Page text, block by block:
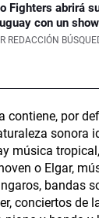
Fighters abrirá
con un
REDACCIÓN
contiene, por
sonora
música
o Elgar,
bandas
conciertos de